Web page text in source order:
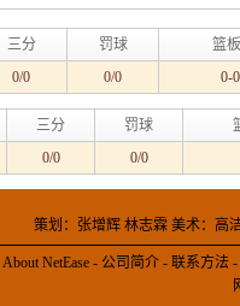
三分 罚球
篮
0/0 0/0 0-
三分 罚球
0/0 0/0
策划：张增辉 林志霖 美术：
About NetEase - 公司简介 - 联系方法 -